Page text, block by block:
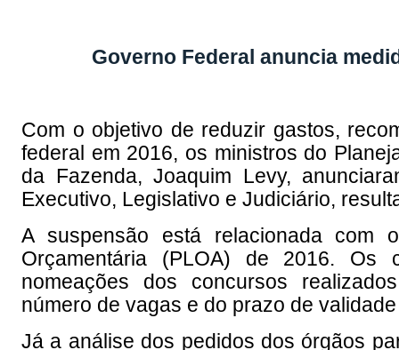
Governo Federal anuncia
Com o objetivo de reduzir gastos,
federal em 2016, os ministros do
da Fazenda, Joaquim Levy,
Executivo, Legislativo e Judiciário,
A suspensão está relacionada com
Orçamentária (PLOA) de 2016. Os
nomeações dos concursos
número de vagas e do prazo de
Já a análise dos pedidos dos órgãos